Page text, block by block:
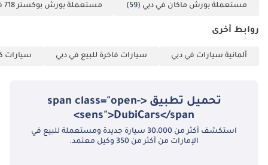
▔▔▔▔▔▔▔▔▔▔
📍 متاح للمعاينة
الداخلي الذي تبلغ
مفتوح 7 أيام في
إلى السبت - من
الساعة 10 صباحًا إلى
مستعملة بورش ماكان في دبي (59) مستعملة بورش بوكستر 718 في دبي
روابط أخرى
ألمانية سيارات في دبي سيارات فاخرة للبيع في دبي سيارات
تحميل تطبيق <span class="open-
sens">DubiCars</span>
استكشف أكثر من 30،000 سيارة جديدة ومستعملة للبيع في
الإمارات من أكثر من 350 وكيل معتمد.